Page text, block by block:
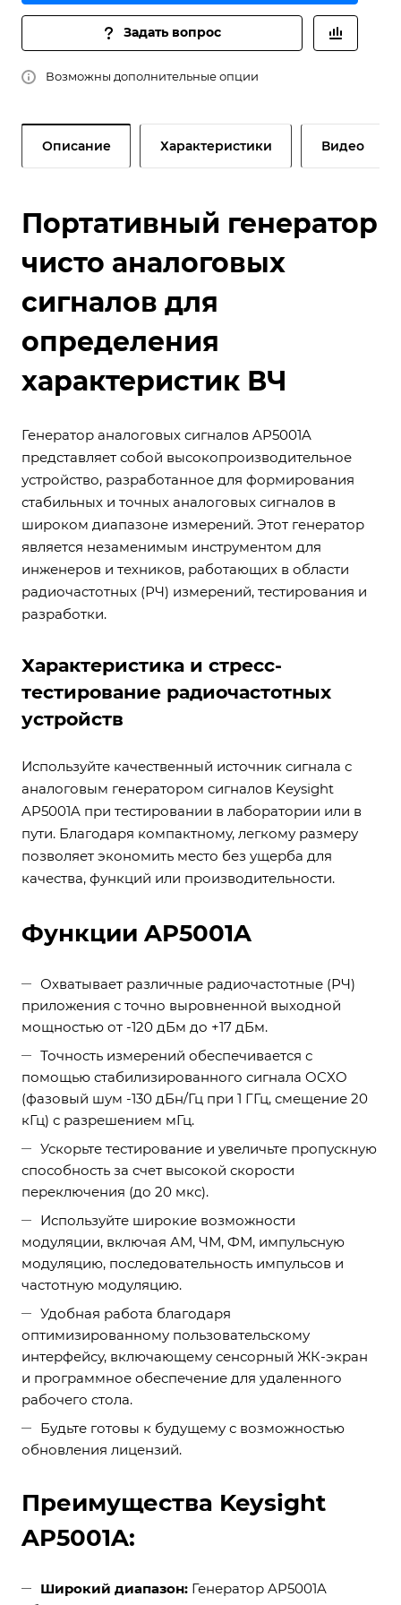
Задать вопрос
Возможны дополнительные опции
Описание Характеристики Видео
Портативный генератор
чисто аналоговых
сигналов для
определения
характеристик ВЧ
Генератор аналоговых сигналов AP5001A
представляет собой высокопроизводительное
устройство, разработанное для формирования
стабильных и точных аналоговых сигналов в
широком диапазоне измерений. Этот генератор
является незаменимым инструментом для
инженеров и техников, работающих в области
радиочастотных (РЧ) измерений, тестирования и
разработки.
Характеристика и стресс-
тестирование радиочастотных
устройств
Используйте качественный источник сигнала с
аналоговым генератором сигналов Keysight
AP5001A при тестировании в лаборатории или в
пути. Благодаря компактному, легкому размеру
позволяет экономить место без ущерба для
качества, функций или производительности.
Функции AP5001A
Охватывает различные радиочастотные (РЧ)
приложения с точно выровненной выходной
мощностью от -120 дБм до +17 дБм.
Точность измерений обеспечивается с
помощью стабилизированного сигнала OCXO
(фазовый шум -130 дБн/Гц при 1 ГГц, смещение 20
кГц) с разрешением мГц.
Ускорьте тестирование и увеличьте пропускную
способность за счет высокой скорости
переключения (до 20 мкс).
Используйте широкие возможности
модуляции, включая АМ, ЧМ, ФМ, импульсную
модуляцию, последовательность импульсов и
частотную модуляцию.
Удобная работа благодаря
оптимизированному пользовательскому
интерфейсу, включающему сенсорный ЖК-экран
и программное обеспечение для удаленного
рабочего стола.
Будьте готовы к будущему с возможностью
обновления лицензий.
Преимущества Keysight
AP5001A:
Широкий диапазон: Генератор AP5001A